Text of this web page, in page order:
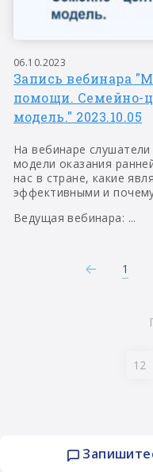
06.10.2023
Запись вебинара
помощи. Семейно-
модель." 2023.10.05
На вебинаре
модели оказания
нас в стране, какие
эффективными и
Ведущая вебинара: ...
12
1